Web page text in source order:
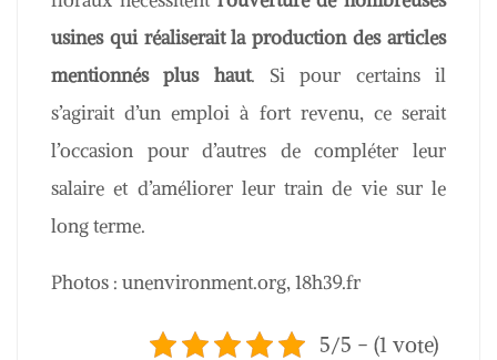
usines qui réaliserait la production des articles
mentionnés plus haut. Si pour certains il
s’agirait d’un emploi à fort revenu, ce serait
l’occasion pour d’autres de compléter leur
salaire et d’améliorer leur train de vie sur le
long terme.
Photos : unenvironment.org, 18h39.fr
5/5 - (1 vote)